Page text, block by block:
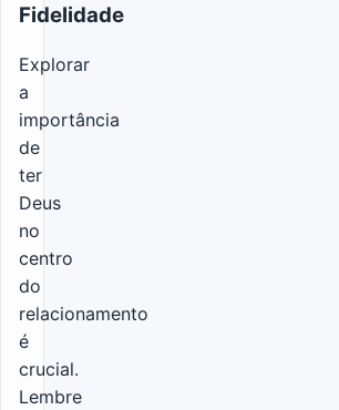
Fidelidade
Explorar
a
importância
de
ter
Deus
no
centro
do
relacionamento
é
crucial.
Lembre